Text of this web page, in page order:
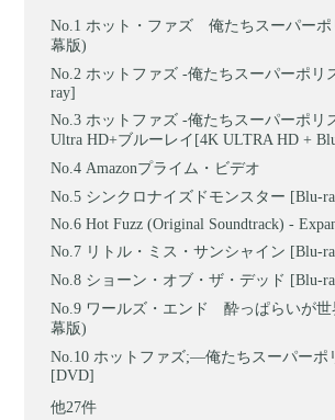
ホット・ファズ 俺たちスーパーポ
幕版)
ホットファズ -俺たちスーパーポリ
ray]
ホットファズ -俺たちスーパーポリ
Ultra HD+ブルーレイ[4K ULTRA HD +
Amazonプライム・ビデオ
シンクロナイズドモンスター [Blu-
Hot Fuzz (Original Soundtrack) -
リトル・ミス・サンシャイン [Blu-
ショーン・オブ・ザ・デッド [Blu-
ワールズ・エンド 酔っぱらいが世
幕版)
ホットファズ;―俺たちスーパー
[DVD]
他27件